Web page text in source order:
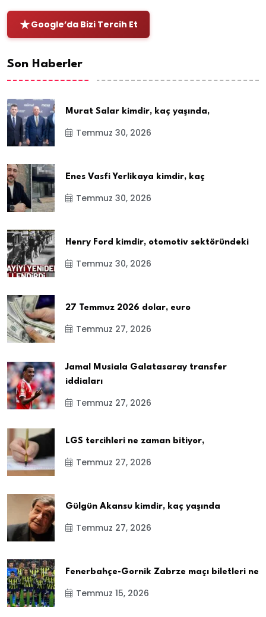
Google’da Bizi Tercih Et
Son Haberler
Murat Salar kimdir, kaç yaşında,
Temmuz 30, 2026
Enes Vasfi Yerlikaya kimdir, kaç
Temmuz 30, 2026
Henry Ford kimdir, otomotiv sektöründeki
Temmuz 30, 2026
27 Temmuz 2026 dolar, euro
Temmuz 27, 2026
Jamal Musiala Galatasaray transfer
iddiaları
Temmuz 27, 2026
LGS tercihleri ne zaman bitiyor,
Temmuz 27, 2026
Gülgün Akansu kimdir, kaç yaşında
Temmuz 27, 2026
Fenerbahçe-Gornik Zabrze maçı biletleri ne
Temmuz 15, 2026